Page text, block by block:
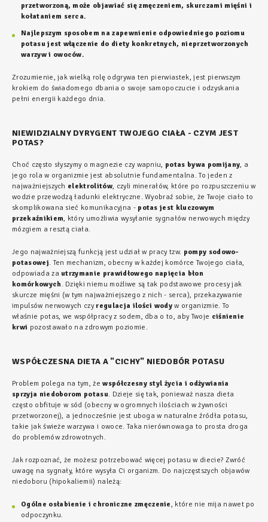
przetworzoną, może objawiać się zmęczeniem, skurczami mięśni i
kołataniem serca.
Najlepszym sposobem na zapewnienie odpowiedniego poziomu
potasu jest włączenie do diety konkretnych, nieprzetworzonych
warzyw i owoców.
Zrozumienie, jak wielką rolę odgrywa ten pierwiastek, jest pierwszym
krokiem do świadomego dbania o swoje samopoczucie i odzyskania
pełni energii każdego dnia.
NIEWIDZIALNY DYRYGENT TWOJEGO CIAŁA - CZYM JEST
POTAS?
Choć często słyszymy o magnezie czy wapniu, potas bywa pomijany, a
jego rola w organizmie jest absolutnie fundamentalna. To jeden z
najważniejszych elektrolitów, czyli minerałów, które po rozpuszczeniu w
wodzie przewodzą ładunki elektryczne. Wyobraź sobie, że Twoje ciało to
skomplikowana sieć komunikacyjna - potas jest kluczowym
przekaźnikiem, który umożliwia wysyłanie sygnałów nerwowych między
mózgiem a resztą ciała.
Jego najważniejszą funkcją jest udział w pracy tzw. pompy sodowo-
potasowej. Ten mechanizm, obecny w każdej komórce Twojego ciała,
odpowiada zautrzymanie prawidłowego napięcia błon
komórkowych. Dzięki niemu możliwe są tak podstawowe procesy jak
skurcze mięśni (w tym najważniejszego z nich - serca), przekazywanie
impulsów nerwowych czyregulacja ilości wody w organizmie. To
właśnie potas, we współpracy z sodem, dba o to, aby Twoje ciśnienie
krwi pozostawało na zdrowym poziomie.
WSPÓŁCZESNA DIETA A "CICHY" NIEDOBÓR POTASU
Problem polega na tym, żewspółczesny styl życia i odżywiania
sprzyja niedoborom potasu. Dzieje się tak, ponieważ nasza dieta
często obfituje w sód (obecny w ogromnych ilościach w żywności
przetworzonej), a jednocześnie jest uboga w naturalne źródła potasu,
takie jak świeże warzywa i owoce. Taka nierównowaga to prosta droga
do problemów zdrowotnych.
Jak rozpoznać, że możesz potrzebować więcej potasu w diecie? Zwróć
uwagę na sygnały, które wysyła Ci organizm. Do najczęstszych objawów
niedoboru (hipokaliemii) należą:
Ogólne osłabienie i chroniczne zmęczenie, które nie mija nawet po
odpoczynku.